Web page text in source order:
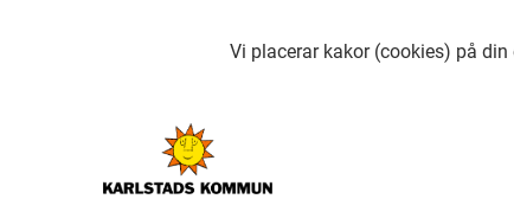
Vi placerar kakor (cookies) på